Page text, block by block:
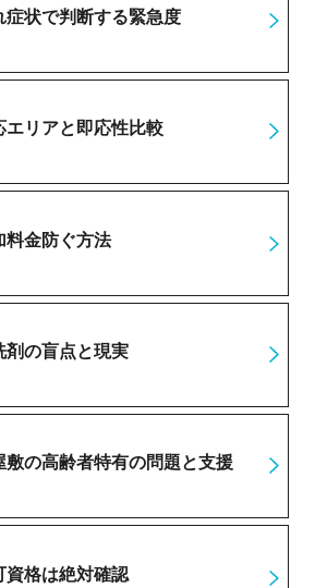
症状で判断する緊急度
エリアと即応性比較
料金防ぐ方法
剤の盲点と現実
敷の高齢者特有の問題と支援
資格は絶対確認